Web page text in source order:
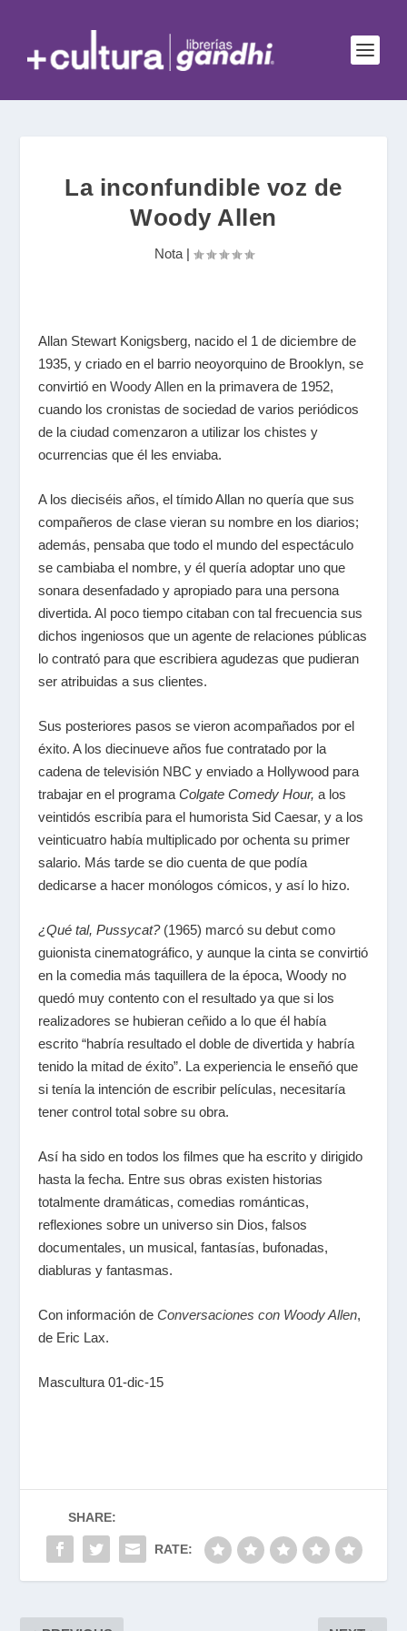
La inconfundible voz de
Woody Allen
Nota|
Allan Stewart Konigsberg, nacido el 1 de diciembre de
1935, y criado en el barrio neoyorquino de Brooklyn, se
convirtió enWoody Allen en la primavera de 1952,
cuando los cronistas de sociedad de varios periódicos
de la ciudad comenzaron a utilizar los chistes y
ocurrencias que él les enviaba.
A los dieciséis años, el tímido Allan no quería que sus
compañeros de clase vieran su nombre en los diarios;
además, pensaba que todo el mundo del espectáculo
se cambiaba el nombre, y él quería adoptar uno que
sonara desenfadado y apropiado para una persona
divertida. Al poco tiempo citaban con tal frecuencia sus
dichos ingeniosos que un agente de relaciones públicas
lo contrató para que escribiera agudezas que pudieran
ser atribuidas a sus clientes.
Sus posteriores pasos se vieron acompañados por el
éxito. A los diecinueve años fue contratado por la
cadena de televisión NBC y enviado a Hollywood para
trabajar en el programaColgate Comedy Hour, a los
veintidós escribía para el humorista Sid Caesar, y a los
veinticuatro había multiplicado por ochenta su primer
salario. Más tarde se dio cuenta de que podía
dedicarse a hacer monólogos cómicos, y así lo hizo.
¿Qué tal, Pussycat? (1965) marcó su debut como
guionista cinematográfico, y aunque la cinta se convirtió
en la comedia más taquillera de la época, Woody no
quedó muy contento con el resultado ya que si los
realizadores se hubieran ceñido a lo que él había
escrito “habría resultado el doble de divertida y habría
tenido la mitad de éxito”. La experiencia le enseñó que
si tenía la intención de escribir películas, necesitaría
tener control total sobre su obra.
Así ha sido en todos los filmes que ha escrito y dirigido
hasta la fecha. Entre sus obras existen historias
totalmente dramáticas, comedias románticas,
reflexiones sobre un universo sin Dios, falsos
documentales, un musical, fantasías, bufonadas,
diabluras y fantasmas.
Con información deConversaciones con Woody Allen,
de Eric Lax.
Mascultura 01-dic-15
SHARE:
RATE: